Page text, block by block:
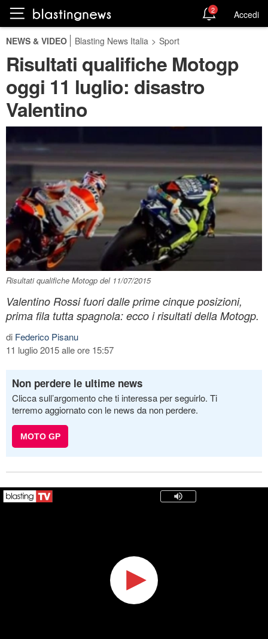
2 Accedi
NEWS & VIDEO Blasting News Italia > Sport
Risultati qualifiche Motogp
oggi 11 luglio: disastro
Valentino
Risultati qualifiche Motogp del 11/07/2015
Valentino Rossi fuori dalle prime cinque posizioni,
prima fila tutta spagnola: ecco i risultati della Motogp.
di Federico Pisanu
11 luglio 2015 alle ore 15:57
Non perdere le ultime news
Clicca sull’argomento che ti interessa per seguirlo. Ti
terremo aggiornato con le news da non perdere.
MOTO GP